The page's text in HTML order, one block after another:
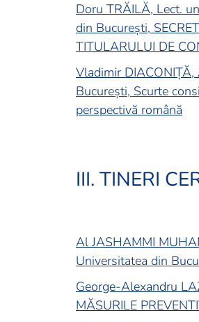
Doru TRĂILĂ, Lect.
din București,
TITULARULUI DE
Vladimir DIACONIȚĂ,
București, Scurte
perspectivă română
III. TINERI
Al JASHAMMI
Universitatea din
George-Alexandru
MĂSURILE